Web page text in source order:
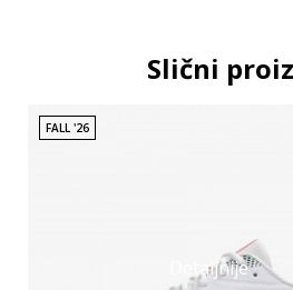
Slični
Detaljnije
FALL '26